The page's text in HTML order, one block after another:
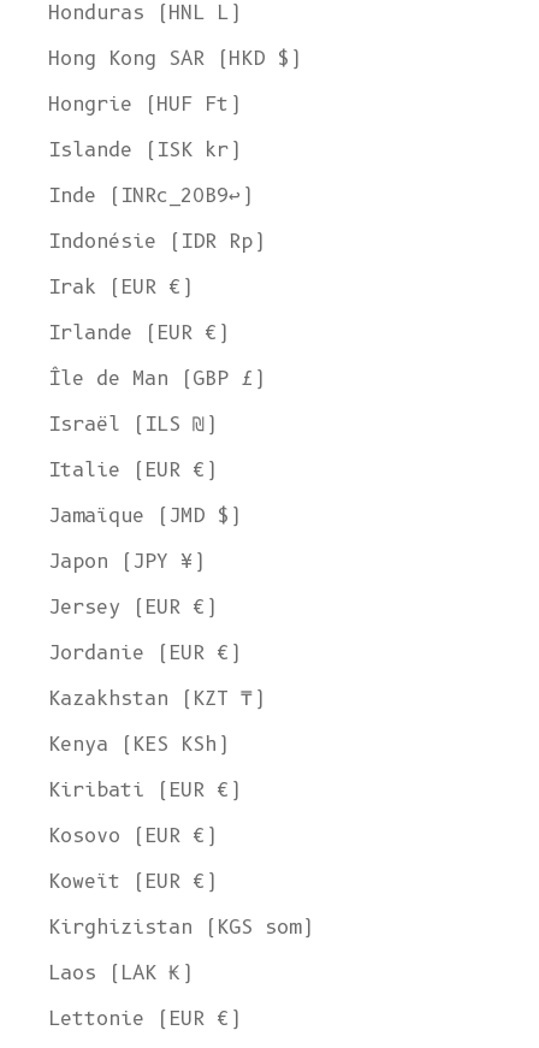
Honduras (HNL L)
Hong Kong SAR (HKD $)
Hongrie (HUF Ft)
Islande (ISK kr)
Inde (INRc_20B9↩)
Indonésie (IDR Rp)
Irak (EUR €)
Irlande (EUR €)
Île de Man (GBP £)
Israël (ILS ₪)
Italie (EUR €)
Jamaïque (JMD $)
Japon (JPY ¥)
Jersey (EUR €)
Jordanie (EUR €)
Kazakhstan (KZT ₸)
Kenya (KES KSh)
Kiribati (EUR €)
Kosovo (EUR €)
Koweït (EUR €)
Kirghizistan (KGS som)
Laos (LAK ₭)
Lettonie (EUR €)